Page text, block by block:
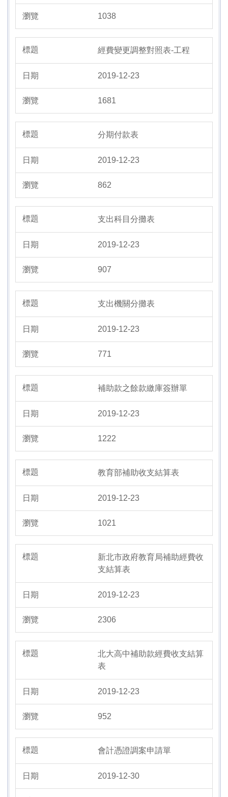
1038
經費變更調整對照表-工程
2019-12-23
1681
分期付款表
2019-12-23
862
支出科目分攤表
2019-12-23
907
支出機關分攤表
2019-12-23
771
補助款之餘款繳庫簽辦單
2019-12-23
1222
教育部補助收支結算表
2019-12-23
1021
新北市政府教育局補助經費收
支結算表
2019-12-23
2306
北大高中補助款經費收支結算
表
2019-12-23
952
會計憑證調案申請單
2019-12-30